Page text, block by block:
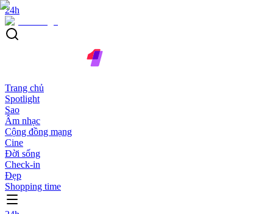
24h
Trang chủ
Spotlight
Sao
Âm nhạc
Cộng đồng mạng
Cine
Đời sống
Check-in
Đẹp
Shopping time